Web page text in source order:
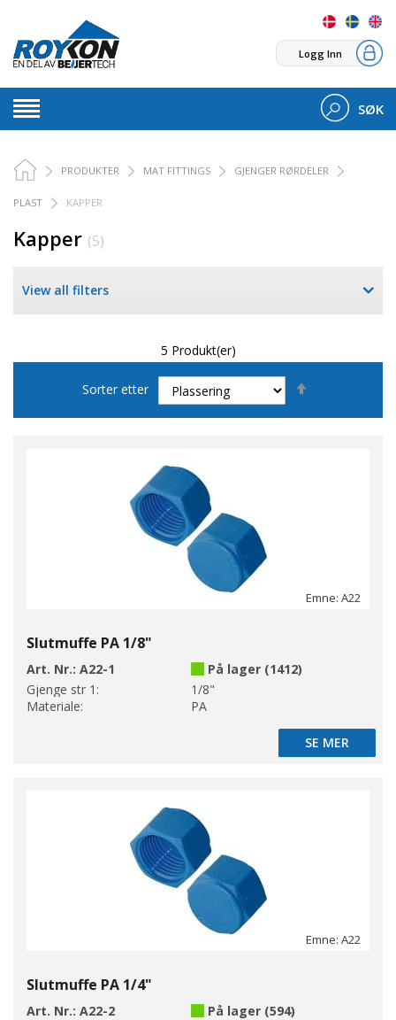
Logg Inn
SØK
PRODUKTER MAT FITTINGS GJENGER RØRDELER
PLAST KAPPER
Kapper (5)
View all filters
5 Produkt(er)
Sorter etter
Emne: A22
Slutmuffe PA 1/8"
Art. Nr.: A22-1
På lager (1412)
Gjenge str 1:
1/8"
Materiale:
PA
SE MER
SE MER
Emne: A22
Slutmuffe PA 1/4"
Art. Nr.: A22-2
På lager (594)